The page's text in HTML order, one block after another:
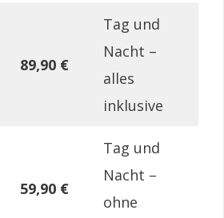
89,90 €
Tag und
Nacht –
alles
inklusive
59,90 €
Tag und
Nacht –
ohne